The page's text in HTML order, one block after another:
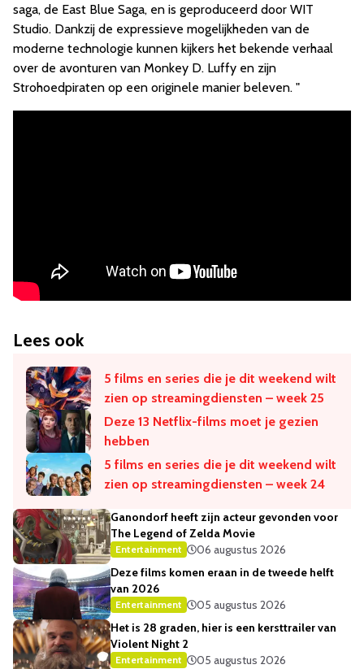
saga, de East Blue Saga, en is geproduceerd door WIT
Studio. Dankzij de expressieve mogelijkheden van de
moderne technologie kunnen kijkers het bekende verhaal
over de avonturen van Monkey D. Luffy en zijn
Strohoedpiraten op een originele manier beleven. "
Lees ook
5 films en series die je dit weekend wilt
zien op streamingdiensten – week 25
Deze 13 Netflix-films moet je gezien
hebben
5 films en series die je dit weekend wilt
zien op streamingdiensten – week 24
Ganondorf heeft zijn acteur gevonden voor
The Legend of Zelda Movie
Entertainment
06 augustus 2026
Deze films komen eraan in de tweede helft
van 2026
Entertainment
05 augustus 2026
Het is 28 graden, hier is een kersttrailer van
Violent Night 2
Entertainment
05 augustus 2026